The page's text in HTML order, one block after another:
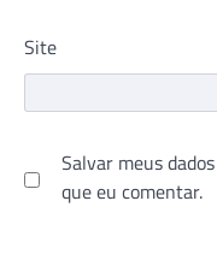
Site
Salvar meus
que eu comentar.